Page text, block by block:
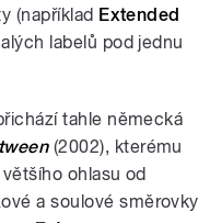
(například Extended
labelů pod jednu
tahle německá
(2002), kterému
ohlasu od
a soulové směrovky